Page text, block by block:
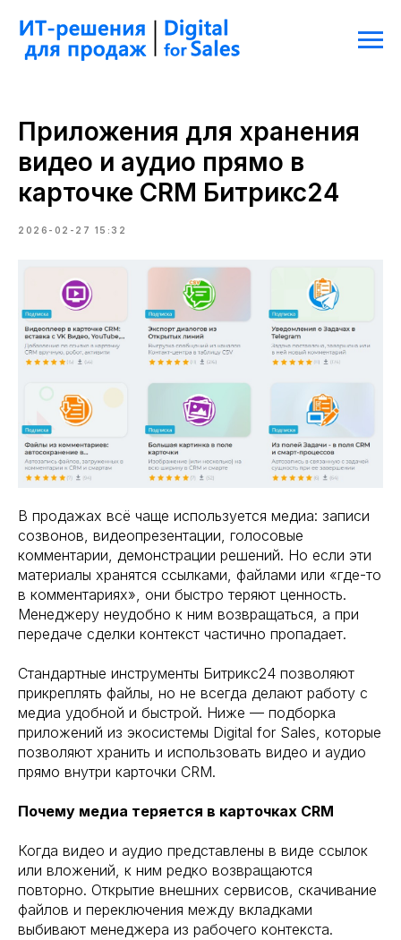
Приложения для хранения
видео и аудио прямо в
карточке CRM Битрикс24
2026-02-27 15:32
В продажах всё чаще используется медиа: записи
созвонов, видеопрезентации, голосовые
комментарии, демонстрации решений. Но если эти
материалы хранятся ссылками, файлами или «где-то
в комментариях», они быстро теряют ценность.
Менеджеру неудобно к ним возвращаться, а при
передаче сделки контекст частично пропадает.
Стандартные инструменты Битрикс24 позволяют
прикреплять файлы, но не всегда делают работу с
медиа удобной и быстрой. Ниже — подборка
приложений из экосистемы Digital for Sales, которые
позволяют хранить и использовать видео и аудио
прямо внутри карточки CRM.
Почему медиа теряется в карточках CRM
Когда видео и аудио представлены в виде ссылок
или вложений, к ним редко возвращаются
повторно. Открытие внешних сервисов, скачивание
файлов и переключения между вкладками
выбивают менеджера из рабочего контекста.